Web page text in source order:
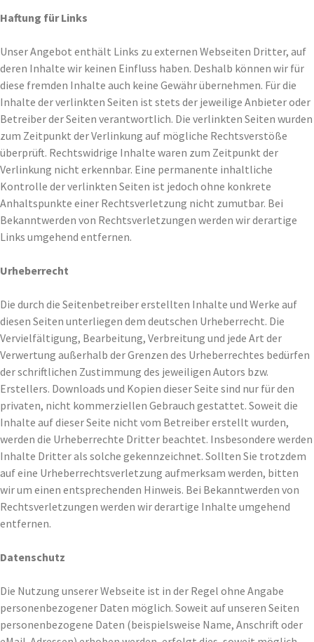
Haftung für Links
Unser Angebot enthält Links zu externen Webseiten Dritter, auf
deren Inhalte wir keinen Einfluss haben. Deshalb können wir für
diese fremden Inhalte auch keine Gewähr übernehmen. Für die
Inhalte der verlinkten Seiten ist stets der jeweilige Anbieter oder
Betreiber der Seiten verantwortlich. Die verlinkten Seiten wurden
zum Zeitpunkt der Verlinkung auf mögliche Rechtsverstöße
überprüft. Rechtswidrige Inhalte waren zum Zeitpunkt der
Verlinkung nicht erkennbar. Eine permanente inhaltliche
Kontrolle der verlinkten Seiten ist jedoch ohne konkrete
Anhaltspunkte einer Rechtsverletzung nicht zumutbar. Bei
Bekanntwerden von Rechtsverletzungen werden wir derartige
Links umgehend entfernen.
Urheberrecht
Die durch die Seitenbetreiber erstellten Inhalte und Werke auf
diesen Seiten unterliegen dem deutschen Urheberrecht. Die
Vervielfältigung, Bearbeitung, Verbreitung und jede Art der
Verwertung außerhalb der Grenzen des Urheberrechtes bedürfen
der schriftlichen Zustimmung des jeweiligen Autors bzw.
Erstellers. Downloads und Kopien dieser Seite sind nur für den
privaten, nicht kommerziellen Gebrauch gestattet. Soweit die
Inhalte auf dieser Seite nicht vom Betreiber erstellt wurden,
werden die Urheberrechte Dritter beachtet. Insbesondere werden
Inhalte Dritter als solche gekennzeichnet. Sollten Sie trotzdem
auf eine Urheberrechtsverletzung aufmerksam werden, bitten
wir um einen entsprechenden Hinweis. Bei Bekanntwerden von
Rechtsverletzungen werden wir derartige Inhalte umgehend
entfernen.
Datenschutz
Die Nutzung unserer Webseite ist in der Regel ohne Angabe
personenbezogener Daten möglich. Soweit auf unseren Seiten
personenbezogene Daten (beispielsweise Name, Anschrift oder